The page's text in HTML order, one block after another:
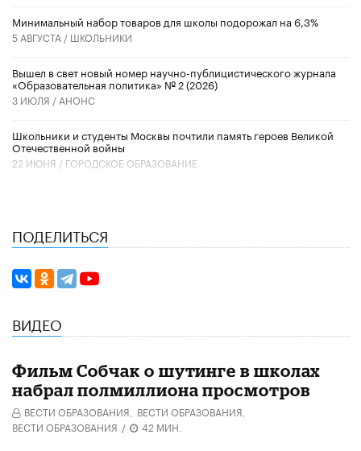
Минимальный набор товаров для школы подорожал на 6,3%
5 АВГУСТА / ШКОЛЬНИКИ
Вышел в свет новый номер научно-публицистического журнала
«Образовательная политика» № 2 (2026)
3 ИЮЛЯ / АНОНС
Школьники и студенты Москвы почтили память героев Великой
Отечественной войны
22 ИЮНЯ / ГОРОДСКОЕ ОБРАЗОВАНИЕ
ПОДЕЛИТЬСЯ
ВИДЕО
Фильм Собчак о шутинге в школах
набрал полмиллиона просмотров
ВЕСТИ ОБРАЗОВАНИЯ, ВЕСТИ ОБРАЗОВАНИЯ,
ВЕСТИ ОБРАЗОВАНИЯ / 42 МИН.